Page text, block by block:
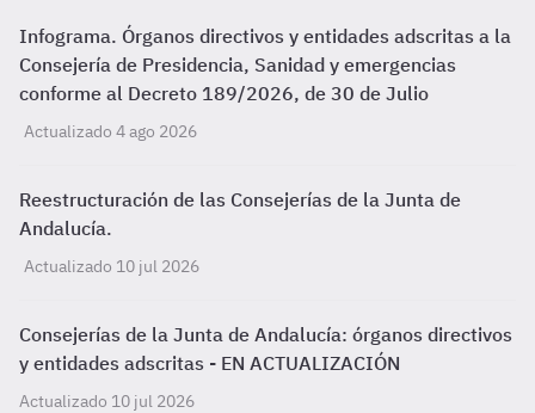
Infograma. Órganos directivos y entidades adscritas a la
Consejería de Presidencia, Sanidad y emergencias
conforme al Decreto 189/2026, de 30 de Julio
Actualizado 4 ago 2026
Reestructuración de las Consejerías de la Junta de
Andalucía.
Actualizado 10 jul 2026
Consejerías de la Junta de Andalucía: órganos directivos
y entidades adscritas - EN ACTUALIZACIÓN
Actualizado 10 jul 2026